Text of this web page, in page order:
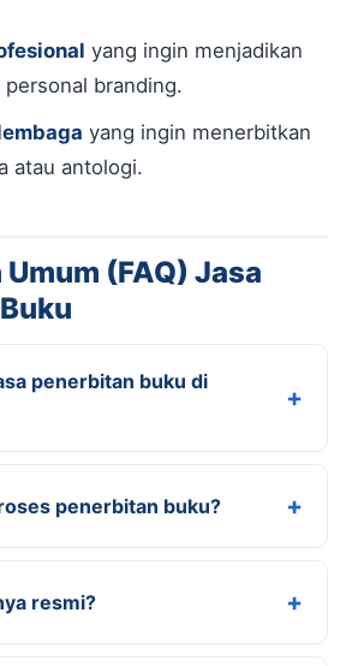
yang ingin menjadikan
branding.
yang ingin menerbitkan
atau antologi.
(FAQ) Jasa
penerbitan buku di
penerbitan buku?
resmi?